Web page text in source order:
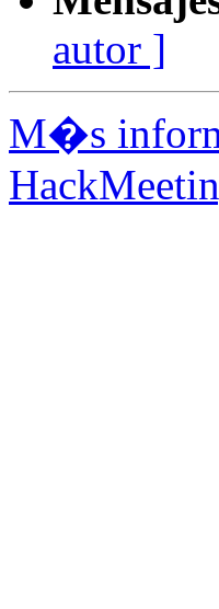
autor ]
M�s